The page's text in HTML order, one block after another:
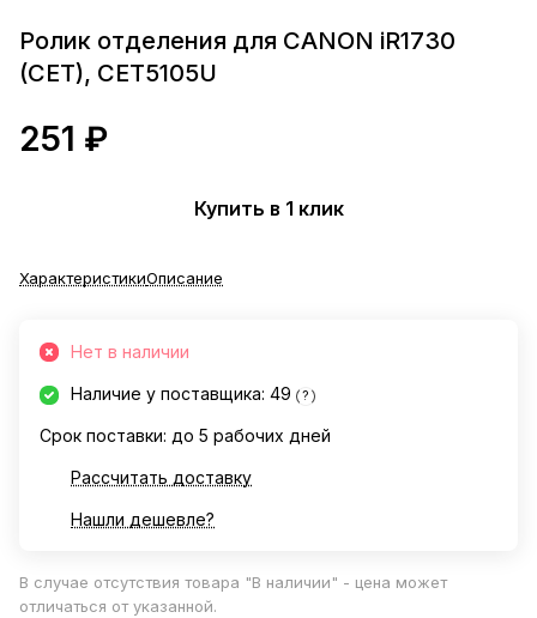
Ролик отделения для CANON iR1730
(CET), CET5105U
251 ₽
Купить в 1 клик
ХарактеристикиОписание
Нет в наличии
Наличие у поставщика: 49 ?
Срок поставки: до 5 рабочих дней
Рассчитать доставку
Нашли дешевле?
В случае отсутствия товара "В наличии" - цена может
отличаться от указанной.